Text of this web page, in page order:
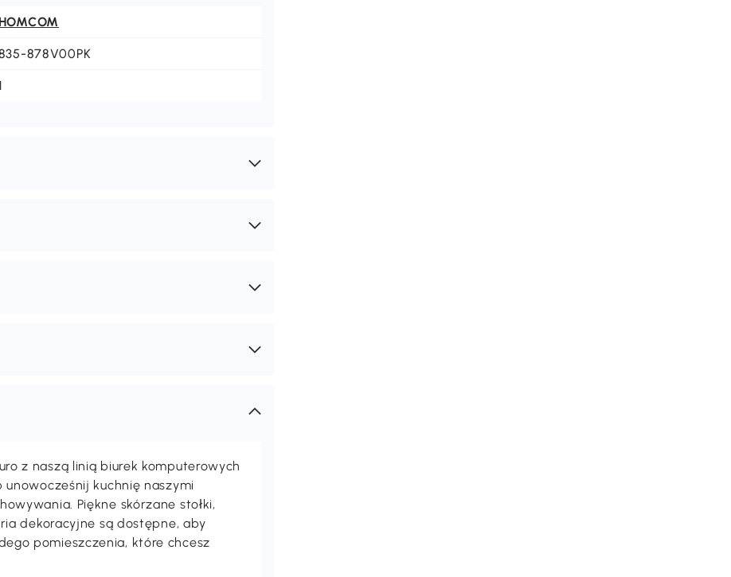
HOMCOM
878V00PK
z naszą linią biurek komputerowych
unowocześnij kuchnię naszymi
Piękne skórzane stołki,
dekoracyjne są dostępne, aby
pomieszczenia, które chcesz